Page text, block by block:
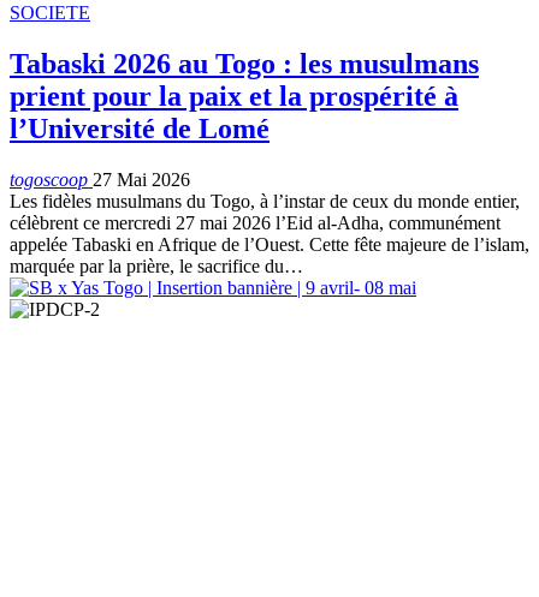
SOCIETE
Tabaski 2026 au Togo : les musulmans
prient pour la paix et la prospérité à
l’Université de Lomé
togoscoop 27 Mai 2026
Les fidèles musulmans du Togo, à l’instar de ceux du monde entier,
célèbrent ce mercredi 27 mai 2026 l’Eid al-Adha, communément
appelée Tabaski en Afrique de l’Ouest. Cette fête majeure de l’islam,
marquée par la prière, le sacrifice du…